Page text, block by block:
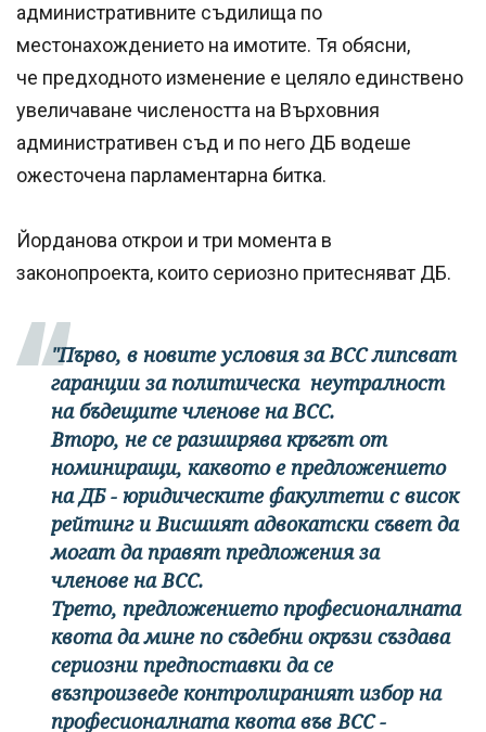
административните съдилища по
местонахождението на имотите. Тя обясни,
че предходното изменение е целяло единствено
увеличаване числеността на Върховния
административен съд и по него ДБ водеше
ожесточена парламентарна битка.
Йорданова открои и три момента в
законопроекта, които сериозно притесняват ДБ.
"Първо, в новите условия за ВСС липсват
гаранции за политическа неутралност
на бъдещите членове на ВСС.
Второ, не се разширява кръгът от
номиниращи, каквото е предложението
на ДБ - юридическите факултети с висок
рейтинг и Висшият адвокатски съвет да
могат да правят предложения за
членове на ВСС.
Трето, предложението професионалната
квота да мине по съдебни окръзи създава
сериозни предпоставки да се
възпроизведе контролираният избор на
професионалната квота във ВСС -